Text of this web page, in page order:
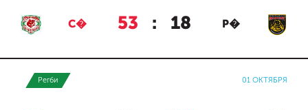
С� 53 : 18 Р�
Регби 01 ОКТЯБРЯ